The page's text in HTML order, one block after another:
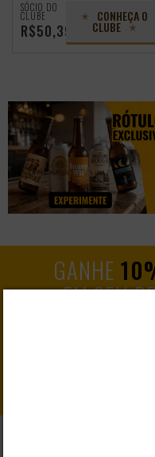
SÓCIO DO
CLUBE
R$50,39
CONHEÇA O
CLUBE
GANHE
EM SEU